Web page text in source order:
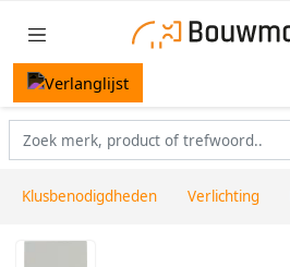
Klusbenodigdheden Verlichting